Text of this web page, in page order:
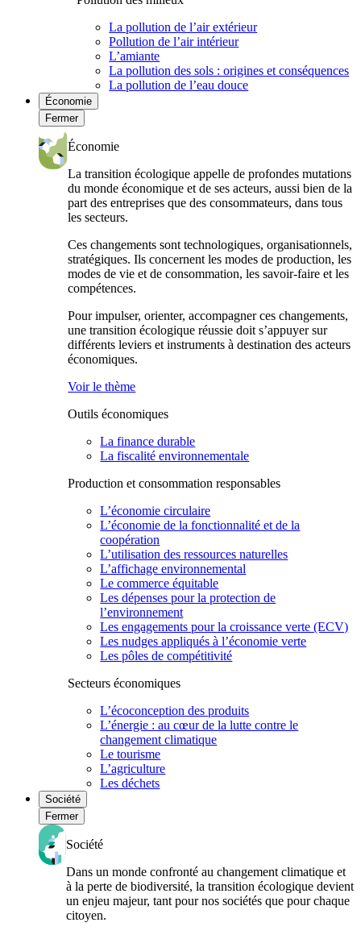
La pollution de l’air extérieur
Pollution de l’air intérieur
L’amiante
La pollution des sols : origines et conséquences
La pollution de l’eau douce
Économie
Fermer
Économie
La transition écologique appelle de profondes mutations
du monde économique et de ses acteurs, aussi bien de la
part des entreprises que des consommateurs, dans tous
les secteurs.
Ces changements sont technologiques, organisationnels,
stratégiques. Ils concernent les modes de production, les
modes de vie et de consommation, les savoir-faire et les
compétences.
Pour impulser, orienter, accompagner ces changements,
une transition écologique réussie doit s’appuyer sur
différents leviers et instruments à destination des acteurs
économiques.
Voir le thème
Outils économiques
La finance durable
La fiscalité environnementale
Production et consommation responsables
L’économie circulaire
L’économie de la fonctionnalité et de la
coopération
L’utilisation des ressources naturelles
L’affichage environnemental
Le commerce équitable
Les dépenses pour la protection de
l’environnement
Les engagements pour la croissance verte (ECV)
Les nudges appliqués à l’économie verte
Les pôles de compétitivité
Secteurs économiques
L’écoconception des produits
L’énergie : au cœur de la lutte contre le
changement climatique
Le tourisme
L’agriculture
Les déchets
Société
Fermer
Société
Dans un monde confronté au changement climatique et
à la perte de biodiversité, la transition écologique devient
un enjeu majeur, tant pour nos sociétés que pour chaque
citoyen.